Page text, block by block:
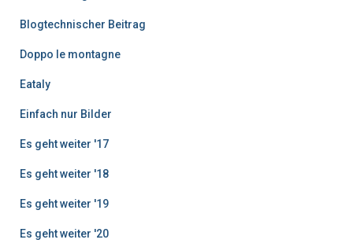
Blogtechnischer Beitrag
Doppo le montagne
Eataly
Einfach nur Bilder
Es geht weiter '17
Es geht weiter '18
Es geht weiter '19
Es geht weiter '20